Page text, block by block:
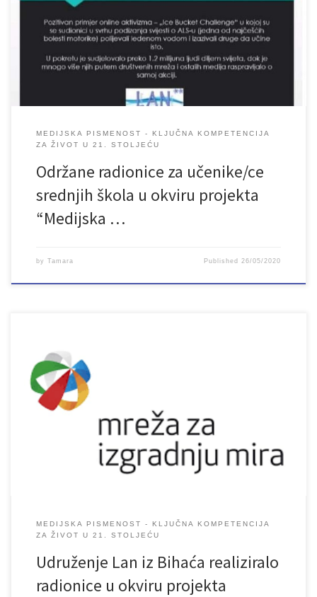
realizira u periodu januar – juni 2020. godine, podržan je kroz
dodjelu granta Evropske Unije u okviru regionalnog projekta
„Mediji za građane – građani za medije“, projekta sedam
MEDIJSKA PISMENOST - KLJUČNA KOMPETENCIJA
ZA ŽIVOT U 21. STOLJEĆU
Održane radionice za učenike/ce
srednjih škola u okviru projekta
“Medijska …
by Tamara Published26/05/2020
MEDIJSKA PISMENOST - KLJUČNA KOMPETENCIJA
ZA ŽIVOT U 21. STOLJEĆU
Udruženje Lan iz Bihaća realiziralo
radionice u okviru projekta